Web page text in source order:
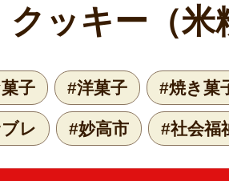
ッキー（米
子 #洋菓子 #焼き菓
レ #妙高市 #社会福